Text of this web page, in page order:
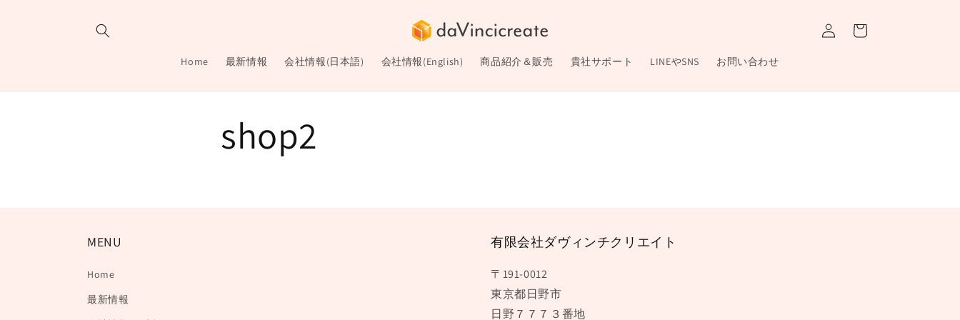
Home 最新情報 会社情報(日本語) 会社情報(English) 商品紹介＆販売 貴社サポート LINEやSNS お問い合わせ
グ
イ
ー
shop2
MENU
Home
最新情報
有限会社ダヴィンチクリエイト
〒191-0012
東京都日野市
日野７７７３番地